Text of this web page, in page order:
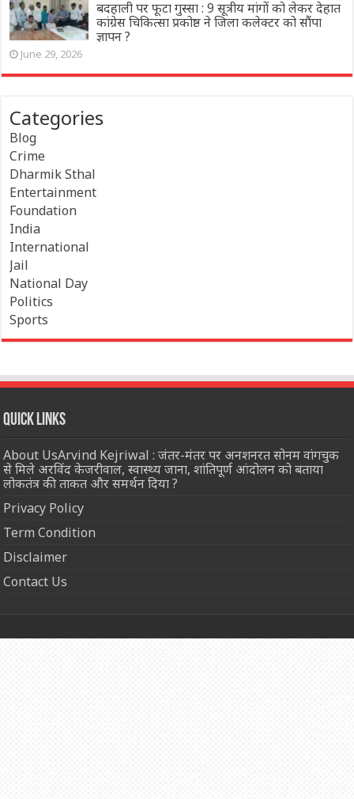
बदहाली पर फूटा गुस्सा : 9 सूत्रीय मांगों को लेकर देहात
कांग्रेस चिकित्सा प्रकोष्ठ ने जिला कलेक्टर को सौंपा
ज्ञापन ?
June 29, 2026
Categories
Blog
Crime
Dharmik Sthal
Entertainment
Foundation
India
International
Jail
National Day
Politics
Sports
Quick Links
About UsArvind Kejriwal : जंतर-मंतर पर अनशनरत सोनम वांगचुक
से मिले अरविंद केजरीवाल, स्वास्थ्य जाना, शांतिपूर्ण आंदोलन को बताया
लोकतंत्र की ताकत और समर्थन दिया ?
Privacy Policy
Term Condition
Disclaimer
Contact Us